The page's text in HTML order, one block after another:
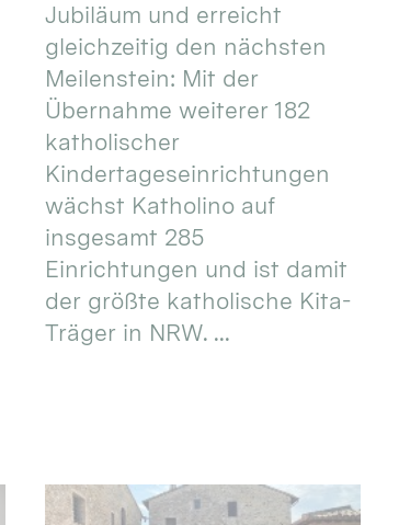
Jubiläum und erreicht
gleichzeitig den nächsten
Meilenstein: Mit der
Übernahme weiterer 182
katholischer
Kindertageseinrichtungen
wächst Katholino auf
insgesamt 285
Einrichtungen und ist damit
der größte katholische Kita-
Träger in NRW. ...